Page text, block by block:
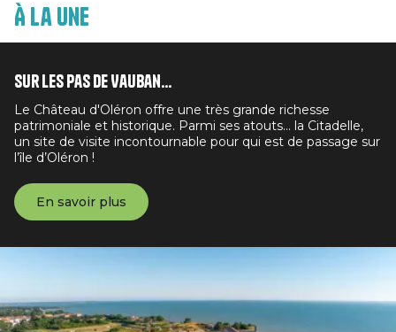
À la une
Sur les pas de Vauban...
Le Château d'Oléron offre une très grande richesse
patrimoniale et historique. Parmi ses atouts... la Citadelle,
un site de visite incontournable pour qui est de passage sur
l’île d’Oléron !
En savoir plus